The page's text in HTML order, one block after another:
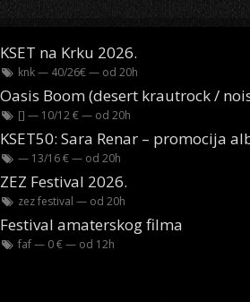
KSET na Krku 2026.
knk— 40/26€ — od 20h
[] — 10/12 € — od 20h
— 13/16 € — od 20h
ZEZ Festival 2026.
zez festival — od 20h
Festival amaterskog filma
faf— 0 € — od 12h